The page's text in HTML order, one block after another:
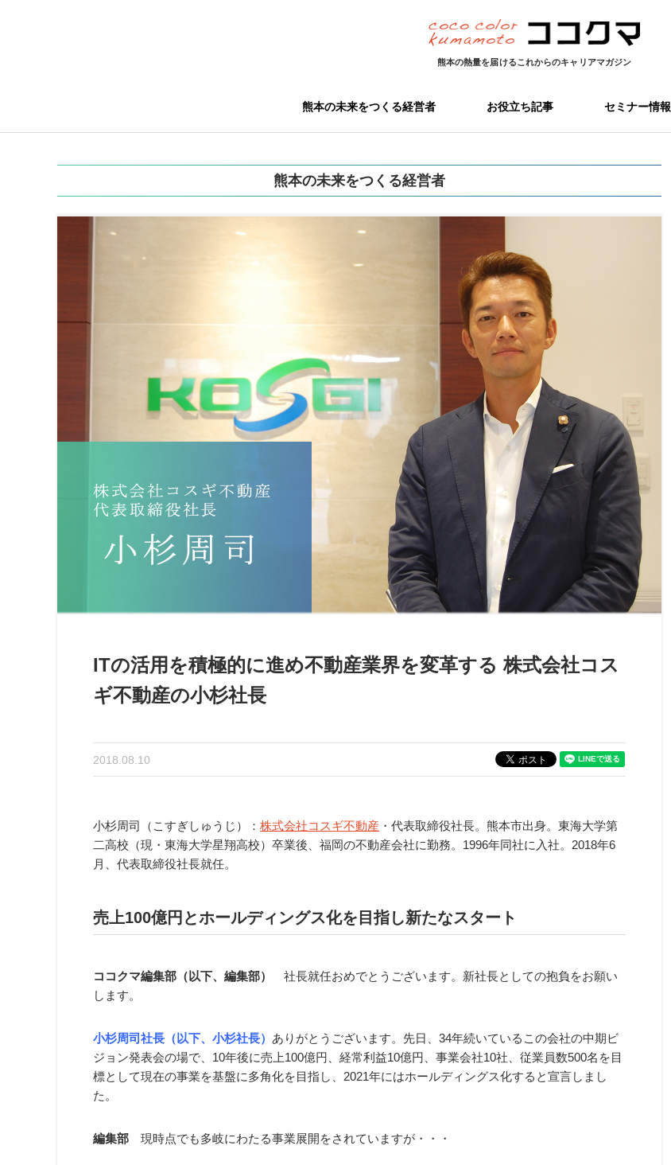
熊本の熱量を届けるこれからのキャリアマガジン
熊本の未来をつくる経営者 お役立ち記事 セミナー情報
熊本の未来をつくる経営者
ITの活用を積極的に進め不動産業界を変革する 株式会社コス
ギ不動産の小杉社長
2018.08.10
小杉周司（こすぎしゅうじ）： 株式会社コスギ不動産 ・代表取締役社長。熊本市出身。東海大学第
二高校（現・東海大学星翔高校）卒業後、福岡の不動産会社に勤務。1996年同社に入社。2018年6
月、代表取締役社長就任。
売上100億円とホールディングス化を目指し新たなスタート
ココクマ編集部（以下、編集部）
社長就任おめでとうございます。新社長としての抱負をお願い
します。
小杉周司社長（以下、小杉社長） ありがとうございます。先日、34年続いているこの会社の中期ビ
ジョン発表会の場で、10年後に売上100億円、経常利益10億円、事業会社10社、従業員数500名を目
標として現在の事業を基盤に多角化を目指し、2021年にはホールディングス化すると宣言しまし
た。
編集部 現時点でも多岐にわたる事業展開をされていますが・・・